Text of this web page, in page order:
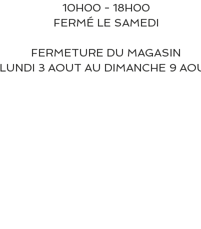
10H00 - 18H00
FERMÉ LE SAMEDI
FERMETURE DU MAGASIN
LUNDI 3 AOUT AU DIMANCHE 9